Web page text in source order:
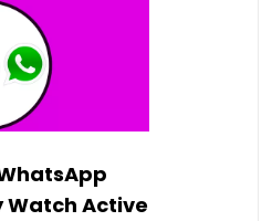
Watch Active